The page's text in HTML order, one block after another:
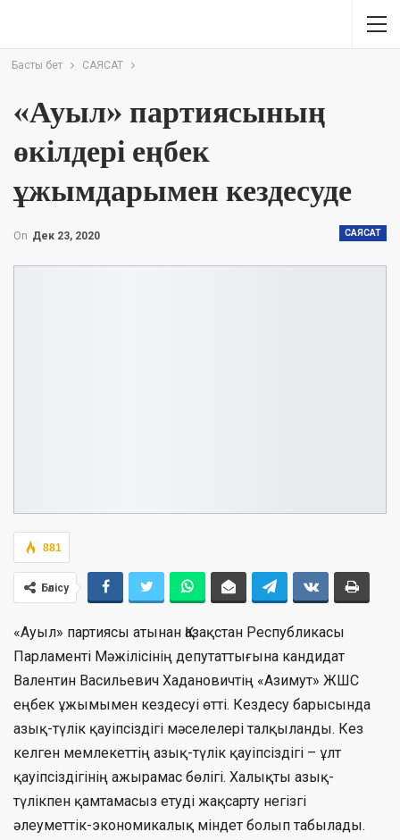
Басты бет САЯСАТ
«Ауыл» партиясының
өкілдері еңбек
ұжымдарымен кездесуде
САЯСАТ
On Дек 23, 2020
881
Бөлісу
«Ауыл» партиясы атынан Қазақстан Республикасы
Парламенті Мәжілісінің депутаттығына кандидат
Валентин Васильевич Хадановичтің «Азимут» ЖШС
еңбек ұжымымен кездесуі өтті. Кездесу барысында
азық-түлік қауіпсіздігі мәселелері талқыланды. Кез
келген мемлекеттің азық-түлік қауіпсіздігі – ұлт
қауіпсіздігінің ажырамас бөлігі. Халықты азық-
түлікпен қамтамасыз етуді жақсарту негізгі
әлеуметтік-экономикалық міндет болып табылады.